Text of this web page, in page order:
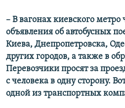
– В вагонах киевского
объявления об автобусных
Киева, Днепропетровска,
других городов, а также в
Перевозчики просят за
с человека в одну сторону.
одной из транспортных